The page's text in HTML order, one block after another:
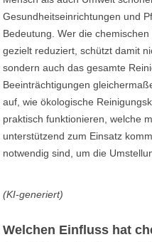
Gesundheitseinrichtungen und
Bedeutung. Wer die
gezielt reduziert, schützt damit
sondern auch das gesamte
Beeinträchtigungen
auf, wie ökologische
praktisch funktionieren, welche
unterstützend zum Einsatz
notwendig sind, um die
(KI-generiert)
Welchen Einfluss hat